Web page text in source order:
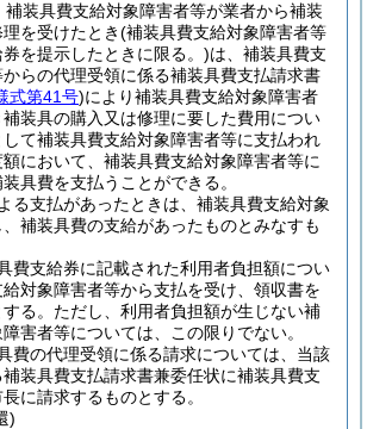
補装具費支給対象障害者等が業者から補装
を受けたとき(補装具費支給対象障害者等
を提示したときに限る。)は、補装具費支
らの代理受領に係る補装具費支払請求書
式第41号)により補装具費支給対象障害者
装具の購入又は修理に要した費用につい
て補装具費支給対象障害者等に支払われ
において、補装具費支給対象障害者等に
具費を支払うことができる。
る支払があったときは、補装具費支給対象
補装具費の支給があったものとみなすも
費支給券に記載された利用者負担額につい
対象障害者等から支払を受け、領収書を
る。 ただし、利用者負担額が生じない補
害者等については、この限りでない。
費の代理受領に係る請求については、当該
装具費支払請求書兼委任状に補装具費支
に請求するものとする。
)